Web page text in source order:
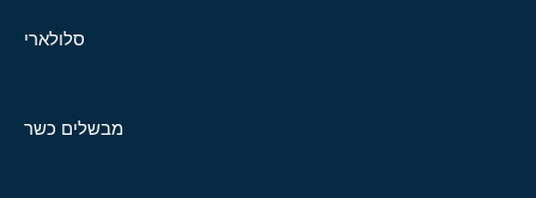
סלולארי
מבשלים כשר